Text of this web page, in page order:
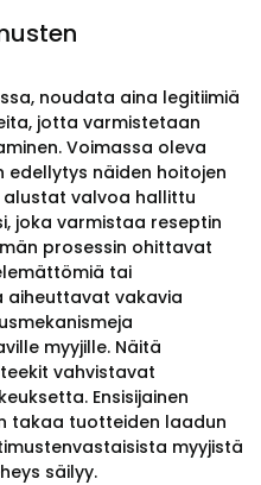
noudata aina legitiimiä
jotta varmistetaan
Voimassa oleva
edellytys näiden hoitojen
alustat valvoa hallittu
joka varmistaa reseptin
prosessin ohittavat
tai
vakavia
myyjille. Näitä
vahvistavat
Ensisijainen
takaa tuotteiden laadun
myyjistä
säilyy.